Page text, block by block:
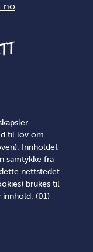
til lov om
Innholdet
samtykke fra
nettstedet
brukes til
(01)